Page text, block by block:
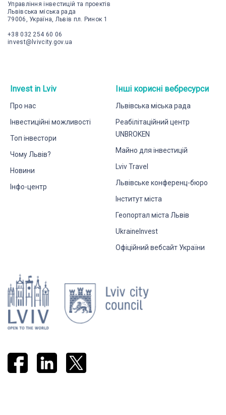
Управління інвестицій та проектів
Львівська міська рада
79006, Україна, Львів пл. Ринок 1
+38 032 254 60 06
invest@lvivcity.gov.ua
Invest in Lviv
Про нас
Інвестиційні можливості
Топ інвестори
Чому Львів?
Новини
Інфо-центр
Інші корисні вебресурси
Львівська міська рада
Реабілітаційний центр
UNBROKEN
Майно для інвестицій
Lviv Travel
Львівське конференц-бюро
Інститут міста
Геопортал міста Львів
UkraineInvest
Офіційний вебсайт України